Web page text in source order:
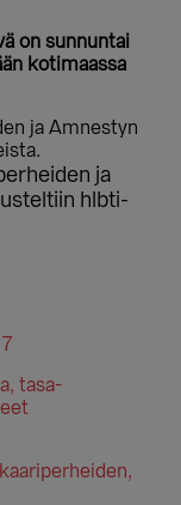
on sunnuntai
kotimaassa
ja
hlbti-
tasa-